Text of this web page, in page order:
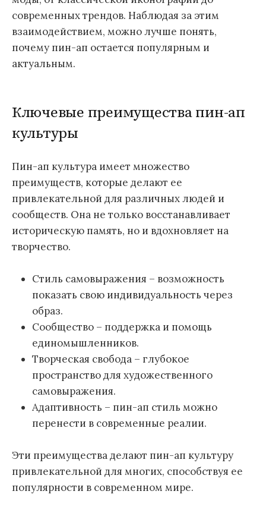
современных трендов. Наблюдая за этим
взаимодействием, можно лучше понять,
почему пин-ап остается популярным и
актуальным.
Ключевые преимущества пин-ап
культуры
Пин-ап культура имеет множество
преимуществ, которые делают ее
привлекательной для различных людей и
сообществ. Она не только восстанавливает
историческую память, но и вдохновляет на
творчество.
Стиль самовыражения – возможность
показать свою индивидуальность через
образ.
Сообщество – поддержка и помощь
единомышленников.
Творческая свобода – глубокое
пространство для художественного
самовыражения.
Адаптивность – пин-ап стиль можно
перенести в современные реалии.
Эти преимущества делают пин-ап культуру
привлекательной для многих, способствуя ее
популярности в современном мире.